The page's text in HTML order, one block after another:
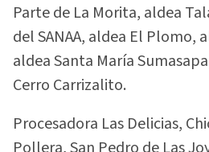
Parte de La Morita, aldea
del SANAA, aldea El Plomo,
aldea Santa María
Cerro Carrizalito.
Procesadora Las Delicias,